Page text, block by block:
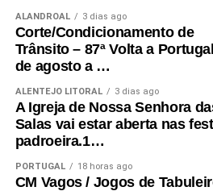
ALANDROAL 3 dias ago
Corte/Condicionamento de
Trânsito – 87ª Volta a
de agosto a …
ALENTEJO LITORAL 3 dias ago
A Igreja de Nossa Senhora
Salas vai estar aberta nas
padroeira.1…
PORTUGAL 18 horas ago
CM Vagos / Jogos de